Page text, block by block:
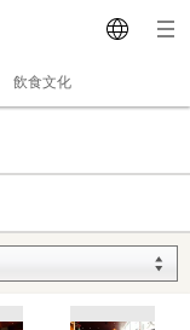
飲食文化